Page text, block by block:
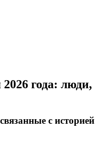
года: люди,
с историей